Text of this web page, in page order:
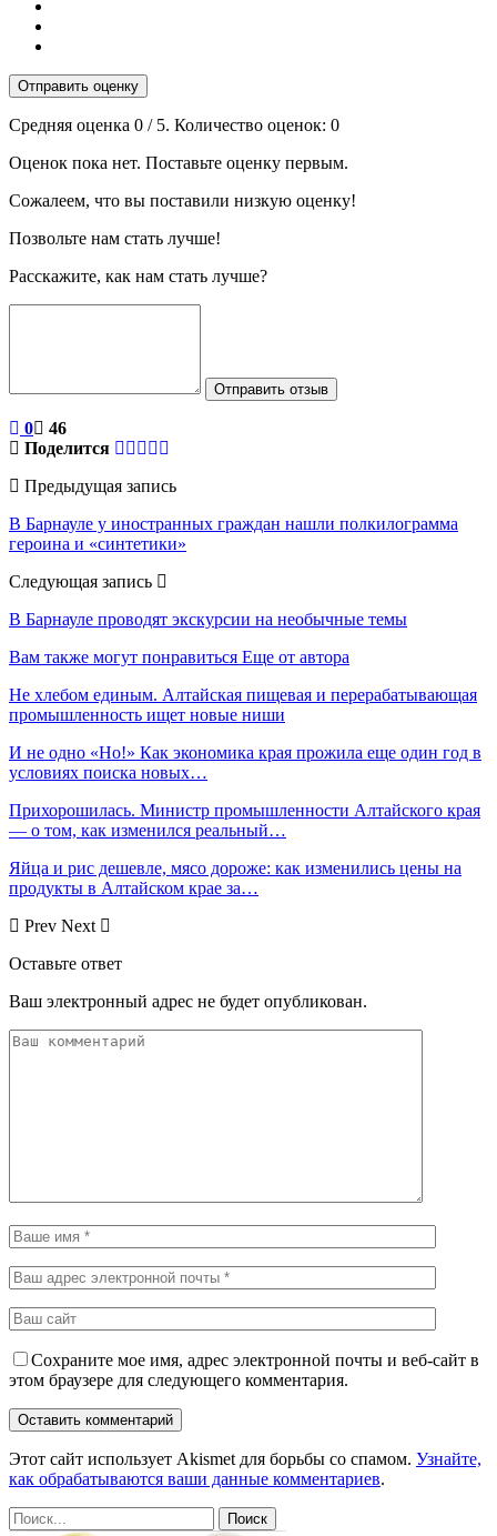
Отправить оценку
Средняя оценка 0 / 5. Количество оценок: 0
Оценок пока нет. Поставьте оценку первым.
Сожалеем, что вы поставили низкую оценку!
Позвольте нам стать лучше!
Расскажите, как нам стать лучше?
Отправить отзыв
0
46
Поделится
Предыдущая запись
В Барнауле у иностранных граждан нашли полкилограмма
героина и «синтетики»
Следующая запись
В Барнауле проводят экскурсии на необычные темы
Вам также могут понравиться Еще от автора
Не хлебом единым. Алтайская пищевая и перерабатывающая
промышленность ищет новые ниши
И не одно «Но!» Как экономика края прожила еще один год в
условиях поиска новых…
Прихорошилась. Министр промышленности Алтайского края
— о том, как изменился реальный…
Яйца и рис дешевле, мясо дороже: как изменились цены на
продукты в Алтайском крае за…
Prev Next
Оставьте ответ
Ваш электронный адрес не будет опубликован.
Сохраните мое имя, адрес электронной почты и веб-сайт в
этом браузере для следующего комментария.
Этот сайт использует Akismet для борьбы со спамом. Узнайте,
как обрабатываются ваши данные комментариев.